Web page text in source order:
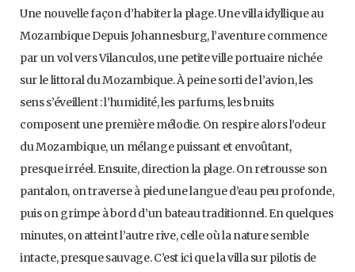
Une nouvelle façon d’habiter la plage. Une villa idyllique au
Mozambique Depuis Johannesburg, l’aventure commence
par un vol vers Vilanculos, une petite ville portuaire nichée
sur le littoral du Mozambique. À peine sorti de l’avion, les
sens s’éveillent : l’humidité, les parfums, les bruits
composent une première mélodie. On respire alors l’odeur
du Mozambique, un mélange puissant et envoûtant,
presque irréel. Ensuite, direction la plage. On retrousse son
pantalon, on traverse à pied une langue d’eau peu profonde,
puis on grimpe à bord d’un bateau traditionnel. En quelques
minutes, on atteint l’autre rive, celle où la nature semble
intacte, presque sauvage. C’est ici que la villa sur pilotis de